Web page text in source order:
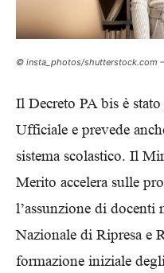
© insta_photos/shutterstock.com
Il Decreto PA bis è
Ufficiale e prevede
sistema scolastico. Il
Merito accelera sulle
l’assunzione di docenti
Nazionale di Ripresa e
formazione iniziale